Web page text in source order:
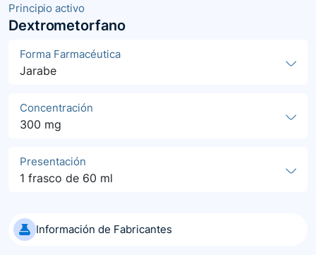
Principio activo
Dextrometorfano
Forma Farmacéutica
Jarabe
Concentración
300 mg
Presentación
1 frasco de 60 ml
Información de Fabricantes